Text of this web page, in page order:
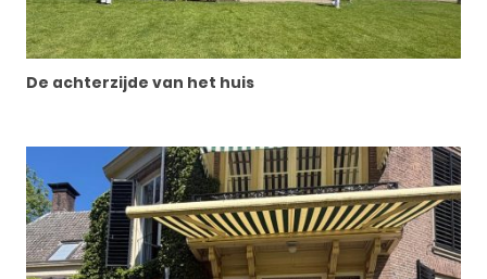
De achterzijde van het huis